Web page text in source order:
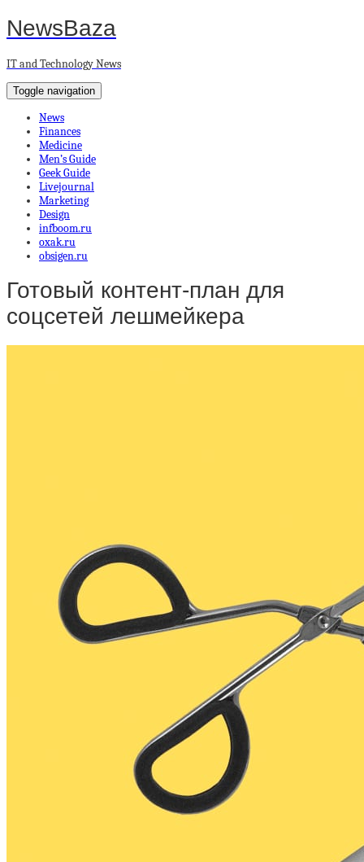
NewsBaza
IT and Technology News
Toggle navigation
News
Finances
Medicine
Men’s Guide
Geek Guide
Livejournal
Marketing
Design
infboom.ru
oxak.ru
obsigen.ru
Готовый контент-план для
соцсетей лешмейкера